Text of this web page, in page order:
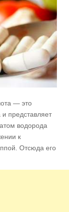
— это
представляет
водорода
к
Отсюда его